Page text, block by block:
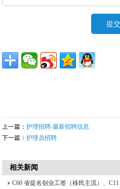
上一篇：护理招聘-最新招聘信息
下一篇：护理员招聘
相关新闻
C60 省提名创业工签（移民主流）、